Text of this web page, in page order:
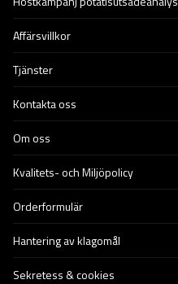
Affärsvillkor
Tjänster
Kontakta oss
Om oss
Kvalitets- och Miljöpolicy
Orderformulär
Hantering av klagomål
Sekretess & cookies